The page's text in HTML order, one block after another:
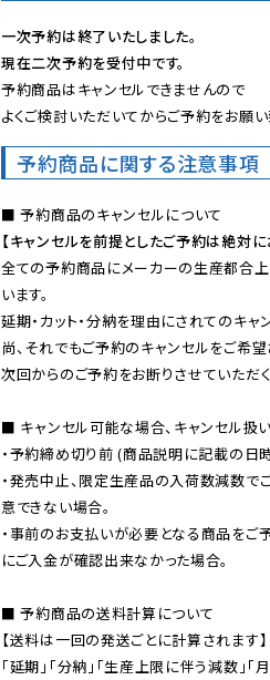
一次予約は終了いたしました。
現在二次予約を受付中です。
予約商品はキャンセルできませんので
よくご検討いただいてからご予約をお願い
予約商品に関する注意事項
【キャンセルを前提としたご予約は絶対
全ての予約商品にメーカーの生産都合上
います。
延期・カット・分納を理由にされてのキャ
尚、それでもご予約のキャンセルをご希
次回からのご予約をお断りさせていただく
■ キャンセル可能な場合、キャンセル扱
・予約締め切り前 (商品説明に記載の日
・発売中止、限定生産品の入荷数減数で
意できない場合。
・事前のお支払いが必要となる商品をご
にご入金が確認出来なかった場合。
■ 予約商品の送料計算について
【送料は一回の発送ごとに計算されます】
「延期」「分納」「生産上限に伴う減数」